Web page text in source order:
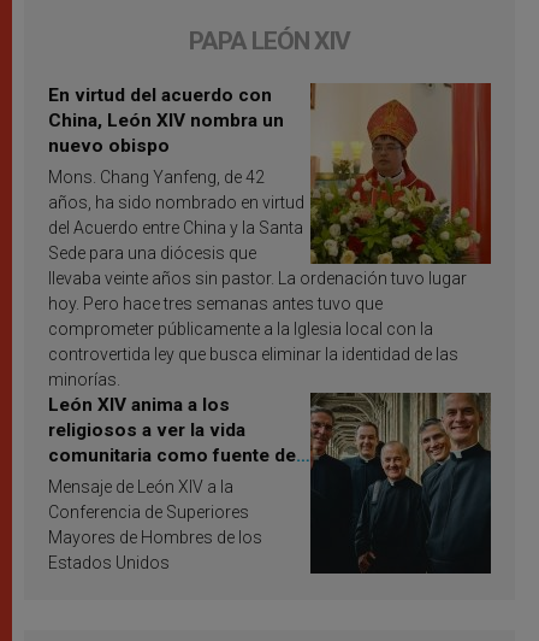
PAPA LEÓN XIV
En virtud del acuerdo con
China, León XIV nombra un
nuevo obispo
Mons. Chang Yanfeng, de 42
años, ha sido nombrado en virtud
del Acuerdo entre China y la Santa
Sede para una diócesis que
llevaba veinte años sin pastor. La ordenación tuvo lugar
hoy. Pero hace tres semanas antes tuvo que
comprometer públicamente a la Iglesia local con la
controvertida ley que busca eliminar la identidad de las
minorías.
León XIV anima a los
religiosos a ver la vida
comunitaria como fuente de
inspiración y santificación
Mensaje de León XIV a la
Conferencia de Superiores
Mayores de Hombres de los
Estados Unidos